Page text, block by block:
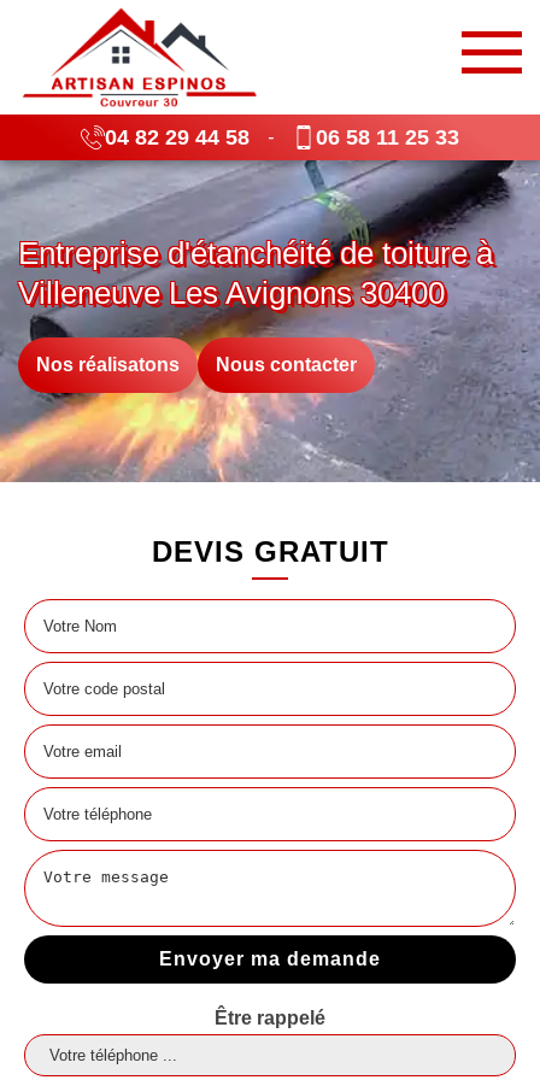
04 82 29 44 58 - 06 58 11 25 33
Entreprise d'étanchéité de toiture à
Villeneuve Les Avignons 30400
Nos réalisatons Nous contacter
DEVIS GRATUIT
Être rappelé